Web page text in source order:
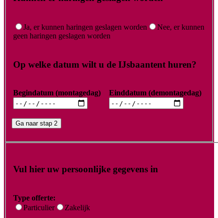
Ja, er kunnen haringen geslagen worden
Nee, er kunnen
geen haringen geslagen worden
Op welke datum wilt u de IJsbaantent huren?
Begindatum (montagedag) Einddatum (demontagedag)
Ga naar stap 2
Vul hier uw persoonlijke gegevens in
Type offerte:
Particulier
Zakelijk